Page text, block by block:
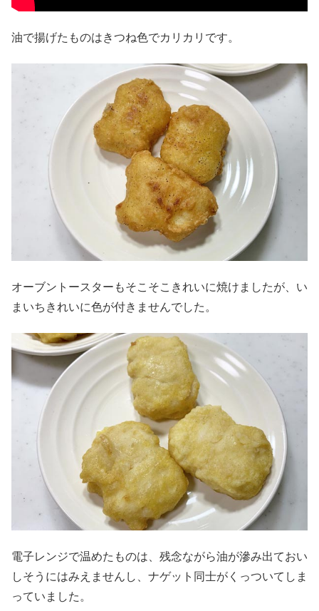
油で揚げたものはきつね色でカリカリです。
オーブントースターもそこそこきれいに焼けましたが、い
まいちきれいに色が付きませんでした。
電子レンジで温めたものは、残念ながら油が滲み出ておい
しそうにはみえませんし、ナゲット同士がくっついてしま
っていました。